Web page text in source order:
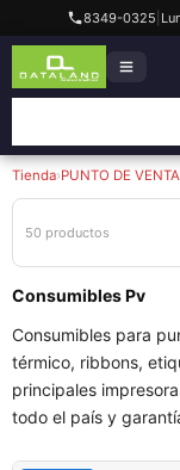
8349-0325
Tienda›PUNTO DE VENTA
50 productos
Consumibles Pv
Consumibles para
térmico, ribbons,
principales
todo el país y